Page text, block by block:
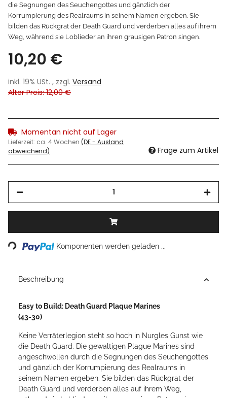
die Segnungen des Seuchengottes und gänzlich der
Korrumpierung des Realraums in seinem Namen ergeben. Sie
bilden das Rückgrat der Death Guard und verderben alles auf ihrem
Weg, während sie Loblieder an ihren grausigen Patron singen.
10,20 €
inkl. 19% USt. , zzgl. Versand
Alter Preis: 12,00 €
Momentan nicht auf Lager
Lieferzeit: ca. 4 Wochen (DE - Ausland
abweichend)
Frage zum Artikel
Loading... Komponenten werden geladen ...
Beschreibung
Easy to Build: Death Guard Plaque Marines
(43-30)
Keine Verräterlegion steht so hoch in Nurgles Gunst wie
die Death Guard. Die gewaltigen Plague Marines sind
angeschwollen durch die Segnungen des Seuchengottes
und gänzlich der Korrumpierung des Realraums in
seinem Namen ergeben. Sie bilden das Rückgrat der
Death Guard und verderben alles auf ihrem Weg,